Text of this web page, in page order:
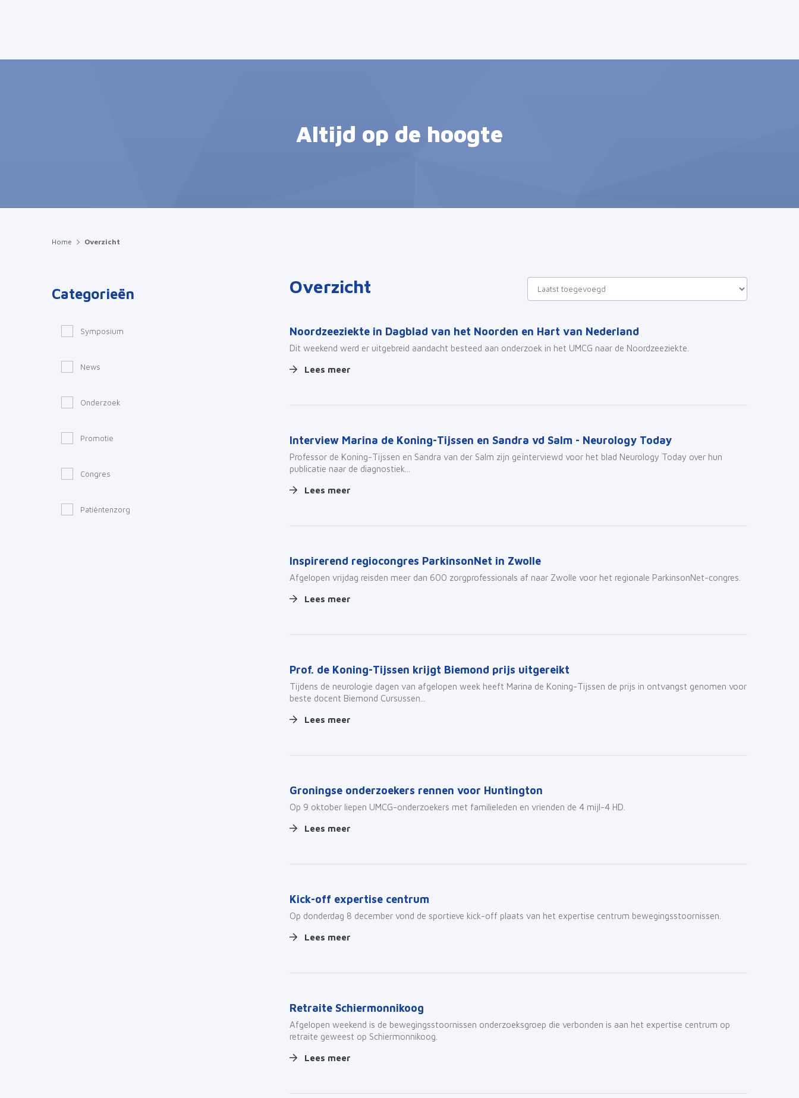
Altijd op de hoogte
Home Overzicht
Categorieën
Symposium
News
Onderzoek
Promotie
Congres
Patiëntenzorg
Overzicht
Noordzeeziekte in Dagblad van het Noorden en Hart van Nederland
Dit weekend werd er uitgebreid aandacht besteed aan onderzoek in het UMCG naar de Noordzeeziekte.
Lees meer
Interview Marina de Koning-Tijssen en Sandra vd Salm - Neurology Today
Professor de Koning-Tijssen en Sandra van der Salm zijn geïnterviewd voor het blad Neurology Today over hun
publicatie naar de diagnostiek...
Lees meer
Inspirerend regiocongres ParkinsonNet in Zwolle
Afgelopen vrijdag reisden meer dan 600 zorgprofessionals af naar Zwolle voor het regionale ParkinsonNet-congres.
Lees meer
Prof. de Koning-Tijssen krijgt Biemond prijs uitgereikt
Tijdens de neurologie dagen van afgelopen week heeft Marina de Koning-Tijssen de prijs in ontvangst genomen voor
beste docent Biemond Cursussen...
Lees meer
Groningse onderzoekers rennen voor Huntington
Op 9 oktober liepen UMCG-onderzoekers met familieleden en vrienden de 4 mijl-4 HD.
Lees meer
Kick-off expertise centrum
Op donderdag 8 december vond de sportieve kick-off plaats van het expertise centrum bewegingsstoornissen.
Lees meer
Retraite Schiermonnikoog
Afgelopen weekend is de bewegingsstoornissen onderzoeksgroep die verbonden is aan het expertise centrum op
retraite geweest op Schiermonnikoog.
Lees meer